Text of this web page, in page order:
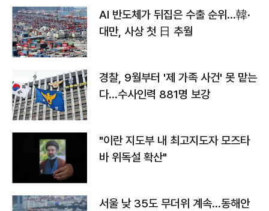
AI 반도체가 뒤집은 수출 순위…韓·
대만, 사상 첫 日 추월
경찰, 9월부터 '제 가족 사건' 못 맡는
다…수사인력 881명 보강
"이란 지도부 내 최고지도자 모즈타
바 위독설 확산"
서울 낮 35도 무더위 계속…동해안